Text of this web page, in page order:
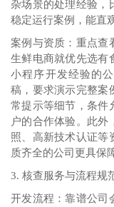
杂场景的处理经验，
稳定运行案例，能直
案例与资质：重点查
生鲜电商就优先选有
小程序开发经验的
稿，要求演示完整案
常提示等细节，条件
户的合作体验。此外
照、高新技术认证等
质齐全的公司更具保
3. 核查服务与流程规
开发流程：靠谱公司